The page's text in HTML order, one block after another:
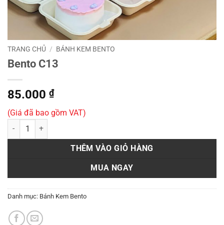
TRANG CHỦ / BÁNH KEM BENTO
Bento C13
85.000 ₫
(Giá đã bao gồm VAT)
Bento C13 số lượng
THÊM VÀO GIỎ HÀNG
MUA NGAY
Danh mục: Bánh Kem Bento